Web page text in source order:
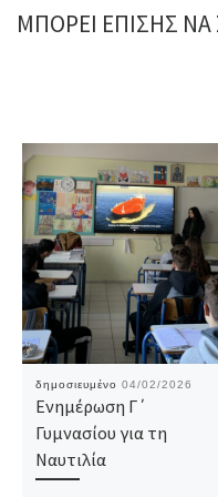
ΜΠΟΡΕΊ ΕΠΊΣΗΣ ΝΑ
δημοσιευμένο 04/02/2026
Ενημέρωση Γ΄
Γυμνασίου για τη
Ναυτιλία